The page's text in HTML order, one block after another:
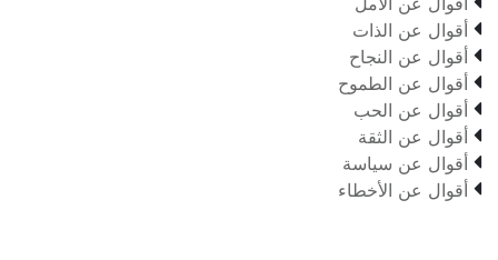
 أقوال عن الذات
 أقوال عن النجاح
 أقوال عن الطموح
 أقوال عن الحب
 أقوال عن الثقة
 أقوال عن سياسة
 أقوال عن الأخطاء